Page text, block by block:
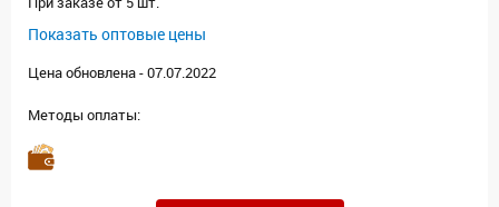
Показать оптовые цены
Цена обновлена - 07.07.2022
Методы оплаты: